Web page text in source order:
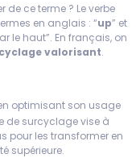
de ce terme ? Le verbe
en anglais : “up” et
le haut”. En français, on
valorisant.
optimisant son usage
de surcyclage vise à
pour les transformer en
supérieure.